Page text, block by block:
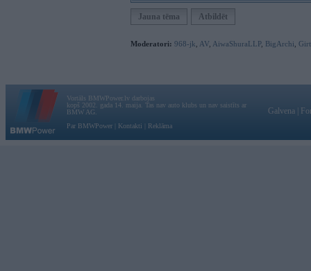
Jauna tēma Atbildēt
Moderatori: 968-jk AV AiwaShuraLLP, BigArchi
Vortāls BMWPower.lv darbojas
kopš 2002. gada 14. maija. Tas nav auto klubs un nav saistīts ar
BMW AG.
Par BMWPower
Kontakti Reklāma
Galvena